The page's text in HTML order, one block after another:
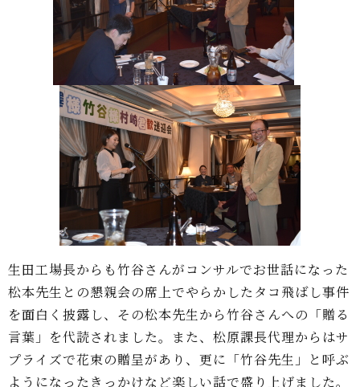
生田工場長からも竹谷さんがコンサルでお世話になった
松本先生との懇親会の席上でやらかしたタコ飛ばし事件
を面白く披露し、その松本先生から竹谷さんへの「贈る
言葉」を代読されました。また、松原課長代理からはサ
プライズで花束の贈呈があり、更に「竹谷先生」と呼ぶ
ようになったきっかけなど楽しい話で盛り上げました。